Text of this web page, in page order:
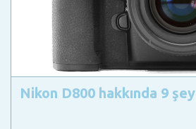
Nikon D800 hakkında 9 şey